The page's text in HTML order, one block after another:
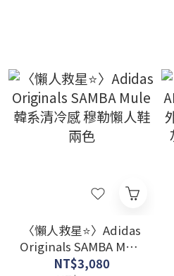
〈懶人救星⭐〉Adidas
Originals SAMBA Mule
韓系清冷感 穆勒懶人鞋
NT$3,080